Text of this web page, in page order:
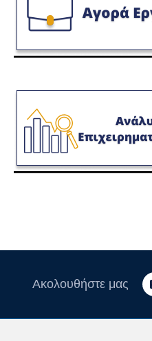
Ακολουθήστε μας